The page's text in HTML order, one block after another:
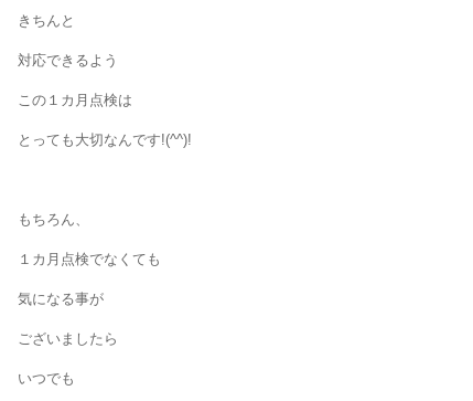
きちんと
対応できるよう
この１カ月点検は
とっても大切なんです!(^^)!
もちろん、
１カ月点検でなくても
気になる事が
ございましたら
いつでも